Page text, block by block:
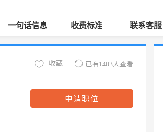
一句话信息 收费标准 联系客服
已有1403人查看
收藏
申请职位